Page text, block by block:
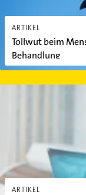
ARTIKEL
Tollwut beim
Behandlung
ARTIKEL
Tuberkulose: